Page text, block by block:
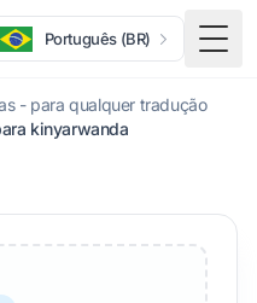
Português (BR)
- para qualquer tradução
kinyarwanda